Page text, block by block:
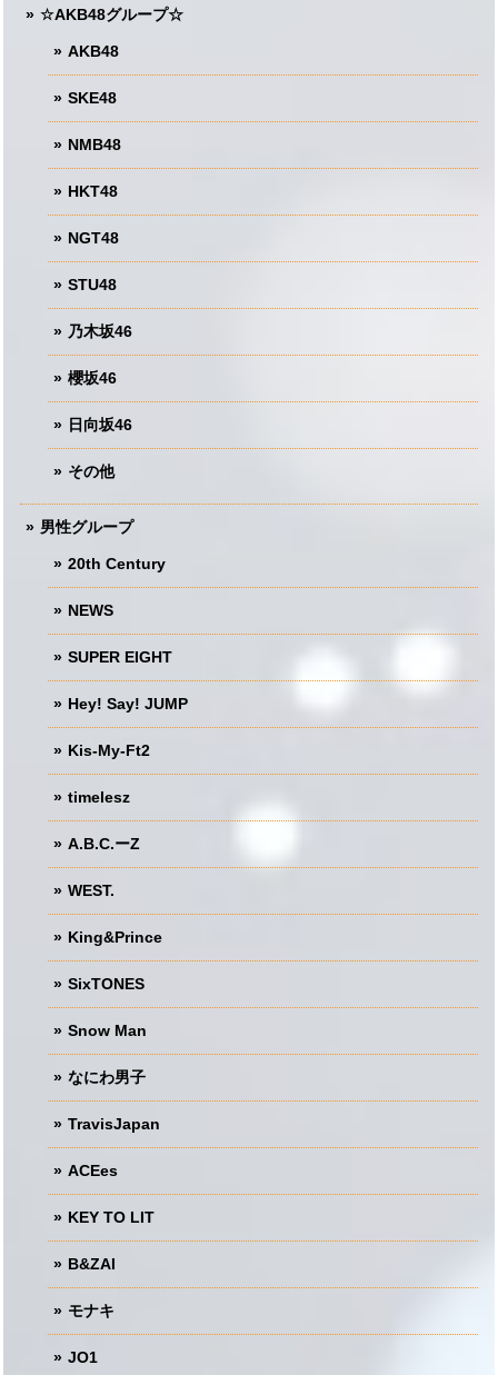
☆AKB48グループ☆
AKB48
SKE48
NMB48
HKT48
NGT48
STU48
乃木坂46
櫻坂46
日向坂46
その他
男性グループ
20th Century
NEWS
SUPER EIGHT
Hey! Say! JUMP
Kis-My-Ft2
timelesz
A.B.C.ーZ
WEST.
King&Prince
SixTONES
Snow Man
なにわ男子
TravisJapan
ACEes
KEY TO LIT
B&ZAI
モナキ
JO1